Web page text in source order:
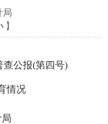
局
】
查公报(第四号)
情况